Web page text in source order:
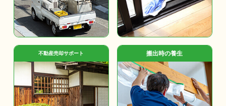
不動産売却サポート 搬出時の養生